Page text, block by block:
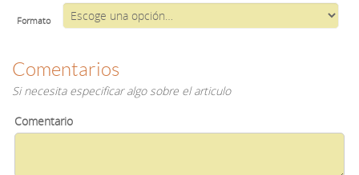
Formato
Comentarios
Si necesita especificar algo sobre el articulo
Comentario